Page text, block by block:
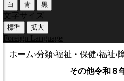
白 青 黒
文字サイズ
標準 拡大
Foreign Language
ホーム›分類›福祉・保健›福祉›
その他令和８